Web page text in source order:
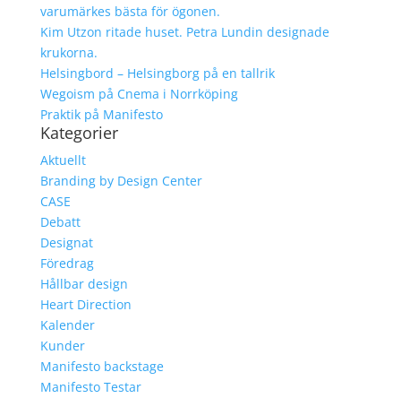
varumärkes bästa för ögonen.
Kim Utzon ritade huset. Petra Lundin designade
krukorna.
Helsingbord – Helsingborg på en tallrik
Wegoism på Cnema i Norrköping
Praktik på Manifesto
Kategorier
Aktuellt
Branding by Design Center
CASE
Debatt
Designat
Föredrag
Hållbar design
Heart Direction
Kalender
Kunder
Manifesto backstage
Manifesto Testar